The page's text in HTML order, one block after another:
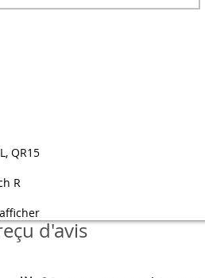
QR15
R
d'avis